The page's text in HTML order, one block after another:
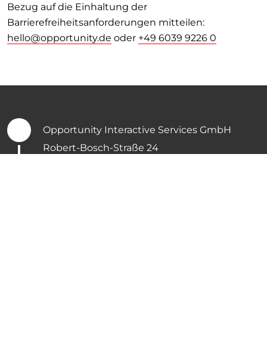
Bezug auf die Einhaltung der
Barrierefreiheitsanforderungen mitteilen:
hello@opportunity.de oder +49 6039 9226 0
Opportunity Interactive Services GmbH
Robert-Bosch-Straße 24